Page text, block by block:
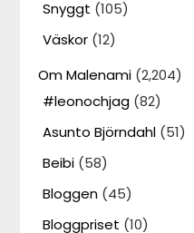
Snyggt (105)
Väskor (12)
Om Malenami (2,204)
#leonochjag (82)
Asunto Björndahl (51)
Beibi (58)
Bloggen (45)
Bloggpriset (10)